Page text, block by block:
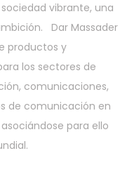
vibrante, una
Dar Massader
productos y
los sectores de
comunicaciones,
de comunicación en
para ello